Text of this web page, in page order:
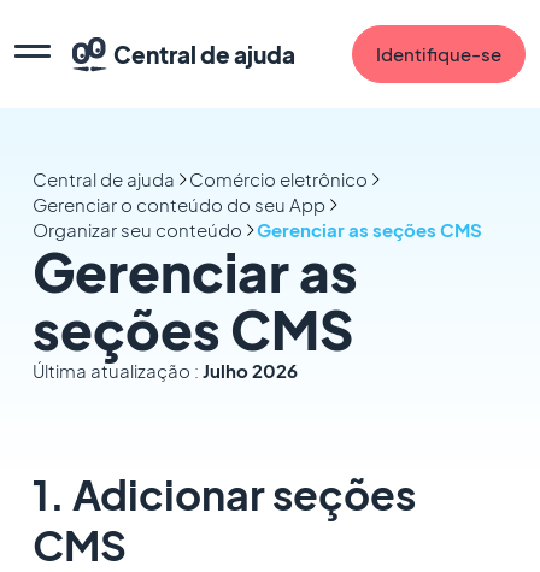
Central de ajuda Identifique-se
Central de ajuda
Comércio eletrônico
Gerenciar o conteúdo do seu App
Organizar seu conteúdo
Gerenciar as seções CMS
Gerenciar as
seções CMS
Última atualização : Julho 2026
1. Adicionar seções
CMS